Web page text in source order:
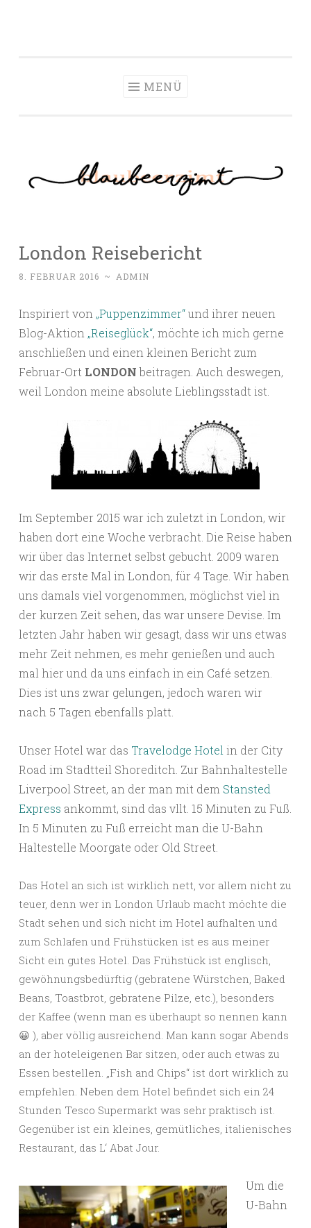
MENÜ
London Reisebericht
8. FEBRUAR 2016 ~ ADMIN
Inspiriert von „Puppenzimmer“und ihrer neuen
Blog-Aktion „Reiseglück“, möchte ich mich gerne
anschließen und einen kleinen Bericht zum
Februar-Ort LONDONbeitragen. Auch deswegen,
weil London meine absolute Lieblingsstadt ist.
Im September 2015 war ich zuletzt in London, wir
haben dort eine Woche verbracht. Die Reise haben
wir über das Internet selbst gebucht. 2009 waren
wir das erste Mal in London, für 4 Tage. Wir haben
uns damals viel vorgenommen, möglichst viel in
der kurzen Zeit sehen, das war unsere Devise. Im
letzten Jahr haben wir gesagt, dass wir uns etwas
mehr Zeit nehmen, es mehr genießen und auch
mal hier und da uns einfach in ein Café setzen.
Dies ist uns zwar gelungen, jedoch waren wir
nach 5 Tagen ebenfalls platt.
Unser Hotel war das Travelodge Hotel in der City
Road im Stadtteil Shoreditch. Zur Bahnhaltestelle
Liverpool Street, an der man mit dem Stansted
Express ankommt, sind das vllt. 15 Minuten zu Fuß.
In 5 Minuten zu Fuß erreicht man die U-Bahn
Haltestelle Moorgate oder Old Street.
Das Hotel an sich ist wirklich nett, vor allem nicht zu
teuer, denn wer in London Urlaub macht möchte die
Stadt sehen und sich nicht im Hotel aufhalten und
zum Schlafen und Frühstücken ist es aus meiner
Sicht ein gutes Hotel. Das Frühstück ist englisch,
gewöhnungsbedürftig (gebratene Würstchen, Baked
Beans, Toastbrot, gebratene Pilze, etc.), besonders
der Kaffee (wenn man es überhaupt so nennen kann
😀 ), aber völlig ausreichend. Man kann sogar Abends
an der hoteleigenen Bar sitzen, oder auch etwas zu
Essen bestellen. „Fish and Chips“ ist dort wirklich zu
empfehlen. Neben dem Hotel befindet sich ein 24
Stunden Tesco Supermarkt was sehr praktisch ist.
Gegenüber ist ein kleines, gemütliches, italienisches
Restaurant, das L‘ Abat Jour.
Um die
U-Bahn